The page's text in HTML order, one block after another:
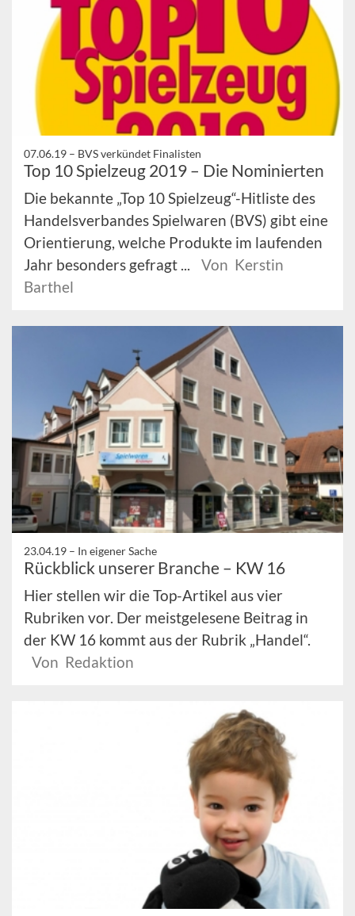
07.06.19 – BVS verkündet Finalisten
Top 10 Spielzeug 2019 – Die Nominierten
Die bekannte „Top 10 Spielzeug“-Hitliste des
Handelsverbandes Spielwaren (BVS) gibt eine
Orientierung, welche Produkte im laufenden
Jahr besonders gefragt ...
Von Kerstin
Barthel
23.04.19 – In eigener Sache
Rückblick unserer Branche – KW 16
Hier stellen wir die Top-Artikel aus vier
Rubriken vor. Der meistgelesene Beitrag in
der KW 16 kommt aus der Rubrik „Handel“.
Von Redaktion